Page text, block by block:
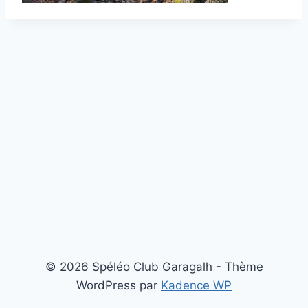
© 2026 Spéléo Club Garagalh - Thème
WordPress par Kadence WP